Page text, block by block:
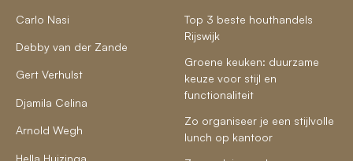
Carlo Nasi
Debby van der Zande
Gert Verhulst
Djamila Celina
Arnold Wegh
Hella Huizinga
Top 3 beste houthandels
Rijswijk
Groene keuken: duurzame
keuze voor stijl en
functionaliteit
Zo organiseer je een stijlvolle
lunch op kantoor